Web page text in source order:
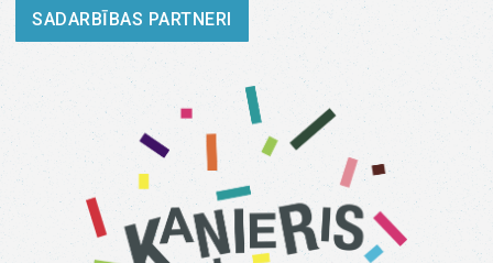
SADARBĪBAS PARTNERI